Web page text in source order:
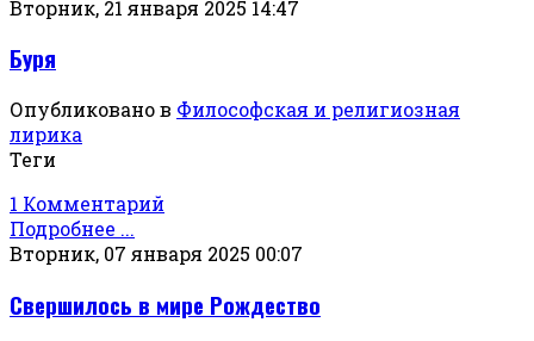
Вторник, 21 января 2025 14:47
Буря
Опубликовано в Философская и религиозная
лирика
Теги
1 Комментарий
Подробнее ...
Вторник, 07 января 2025 00:07
Свершилось в мире Рождество